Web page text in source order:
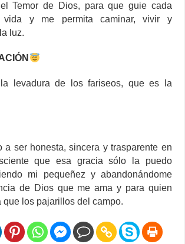
Temor de Dios, para que guie cada
y me permita caminar, vivir y
luz.
levadura de los fariseos, que es la
a ser honesta, sincera y trasparente en
que esa gracia sólo la puedo
mi pequeñez y abandonándome
de Dios que me ama y para quien
que los pajarillos del campo.